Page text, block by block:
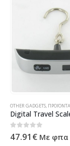
OTHER GADGETS ΠΡΟΪΌΝΤΑ
Digital Travel
0out of 5
47.91 € Με φπα